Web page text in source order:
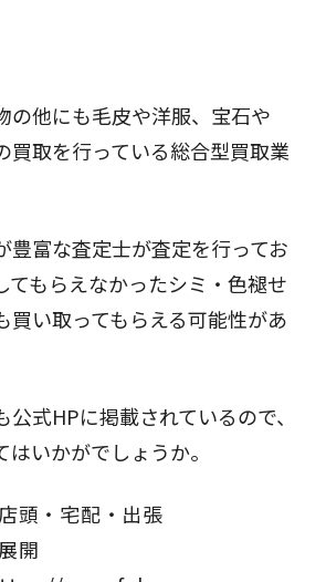
の他にも毛皮や洋服、宝石や
買取を行っている総合型買取業
豊富な査定士が査定を行ってお
てもらえなかったシミ・色褪せ
買い取ってもらえる可能性があ
式HPに掲載されているので、
いかがでしょうか。
頭・宅配・出張
開